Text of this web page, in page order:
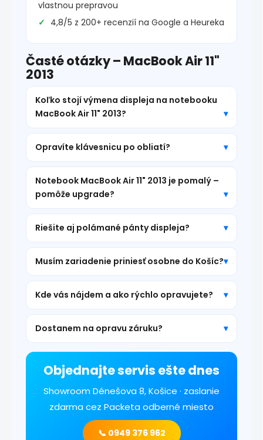
vlastnou prepravou
4,8/5 z 200+ recenzií na Google a Heureka
Časté otázky – MacBook Air 11"
2013
Koľko stojí výmena displeja na notebooku
MacBook Air 11" 2013?
Opravíte klávesnicu po obliatí?
Notebook MacBook Air 11" 2013 je pomalý –
pomôže upgrade?
Riešite aj polámané pánty displeja?
Musím zariadenie priniesť osobne do Košíc?
Kde vás nájdem a ako rýchlo opravujete?
Dostanem na opravu záruku?
Objednajte servis ešte dnes
Showroom Dénešova 8, Košice · zaslanie
zdarma cez Packeta odberné miesto
📞 0949 376 962